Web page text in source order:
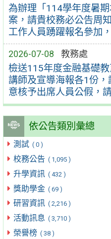
為辦理「114學年度暑
案，請貴校務必公告周
工作人員踴躍報名參加
2026-07-08 教務處
檢送115年度金融基礎
講師及宣導海報各1份
意核予出席人員公假，
依公告類別彙總
測試 ( 0 )
校務公告 ( 1,095 )
升學資訊 ( 432 )
獎助學金 ( 69 )
研習資訊 ( 2,216 )
活動訊息 ( 3,710 )
榮譽榜 ( 38 )